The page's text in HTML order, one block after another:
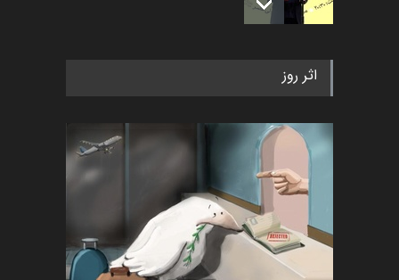
به یاد اردوغان باشول (۱۹۳۶–
اخبار 2 ماه قبل
رویداد کارگاهی کارتون و پوستر
«ایران سربلند» به ا…
اخبار 6 ماه قبل
اثر روز